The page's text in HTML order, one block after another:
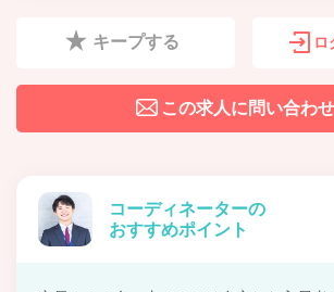
キープする ロ
この求人に問い合わ
コーディネーターの
おすすめポイント